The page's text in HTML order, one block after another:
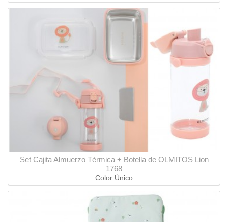
Set Cajita Almuerzo Térmica + Botella de OLMITOS Lion
1768
Color Único